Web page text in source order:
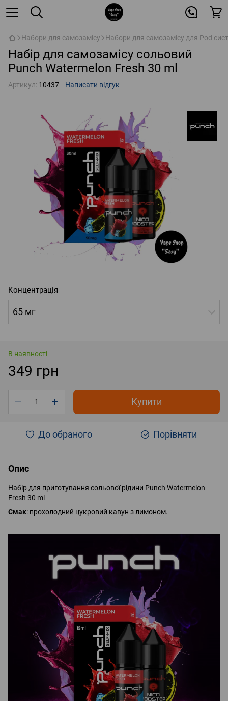
Набори для самозамісу Набори для самозамісу для Pod
Набір для самозамісу сольовий
Punch Watermelon Fresh 30 ml
Артикул: 10437 Написати відгук
Концентрація
65 мг
В наявності
349 грн
Купити
До обраного Порівняти
Опис
Набір для приготування сольової рідини Punch Watermelon
Fresh 30 ml
Смак: прохолодний цукровий кавун з лимоном.